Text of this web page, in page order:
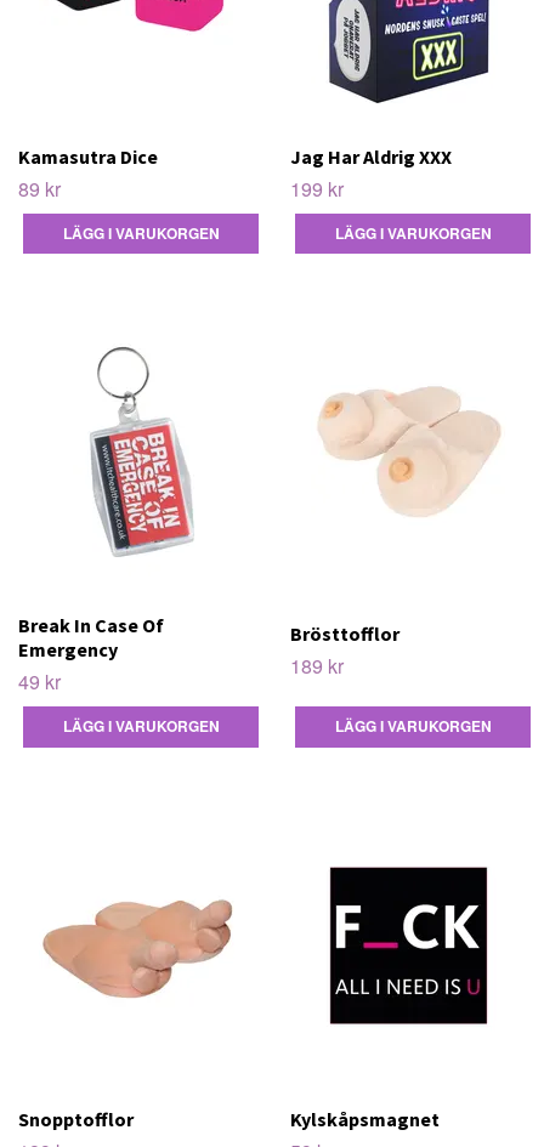
Kamasutra Dice
89 kr
Jag Har Aldrig XXX
199 kr
Break In Case Of
Emergency
49 kr
Brösttofflor
189 kr
Snopptofflor Kylskåpsmagnet